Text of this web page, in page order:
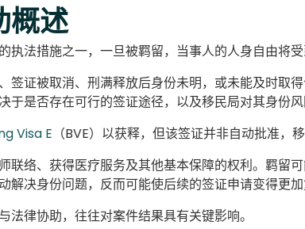
概述
法措施之一，一旦被羁留，当事人的人身自由将受
签证被取消、刑满释放后身份未明，或未能及时取
于是否存在可行的签证途径，以及移民局对其身份
Visa E （BVE）以获释，但该签证并非自动批准，
联络、获得医疗服务及其他基本保障的权利。羁留
决身份问题，反而可能使后续的签证申请变得更加
律协助，往往对案件结果具有关键影响。